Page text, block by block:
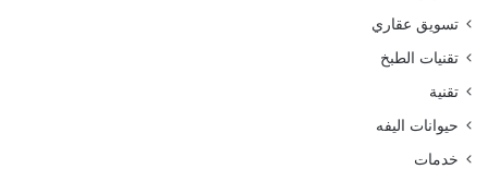
تسويق عقاري
تقنيات الطبخ
تقنية
حيوانات اليفه
خدمات